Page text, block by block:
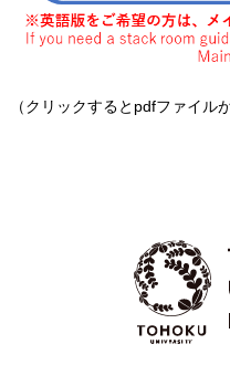
（クリックするとpdfファイル